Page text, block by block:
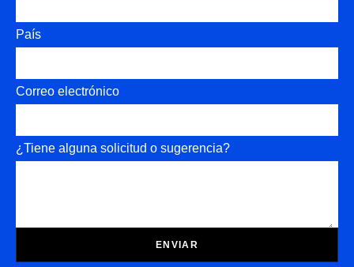
País
Correo electrónico
¿Tiene alguna solicitud o sugerencia?
ENVIAR